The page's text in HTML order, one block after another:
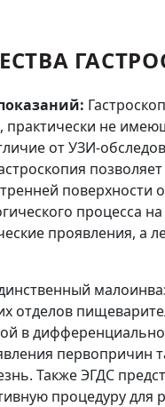
практически не
от УЗИ-
поверхности
процесса
проявления, а
отделов
в
первопричин
Также ЭГДС
процедуру для